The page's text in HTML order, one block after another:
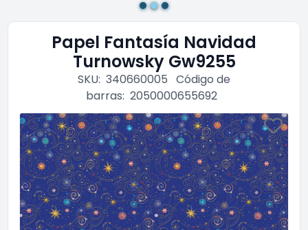
Papel Fantasía Navidad
Turnowsky Gw9255
SKU: 340660005 Código de
barras: 2050000655692